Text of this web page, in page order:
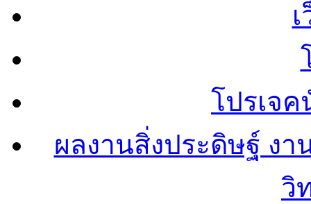
โปรเจ
ผลงานสิ่งประดิษฐ์ งา
วิ